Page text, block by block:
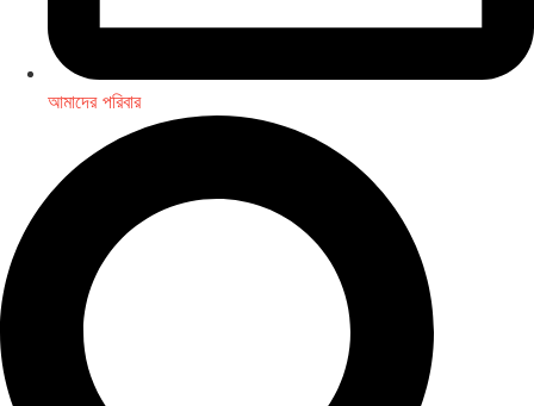
আমাদের পরিবার